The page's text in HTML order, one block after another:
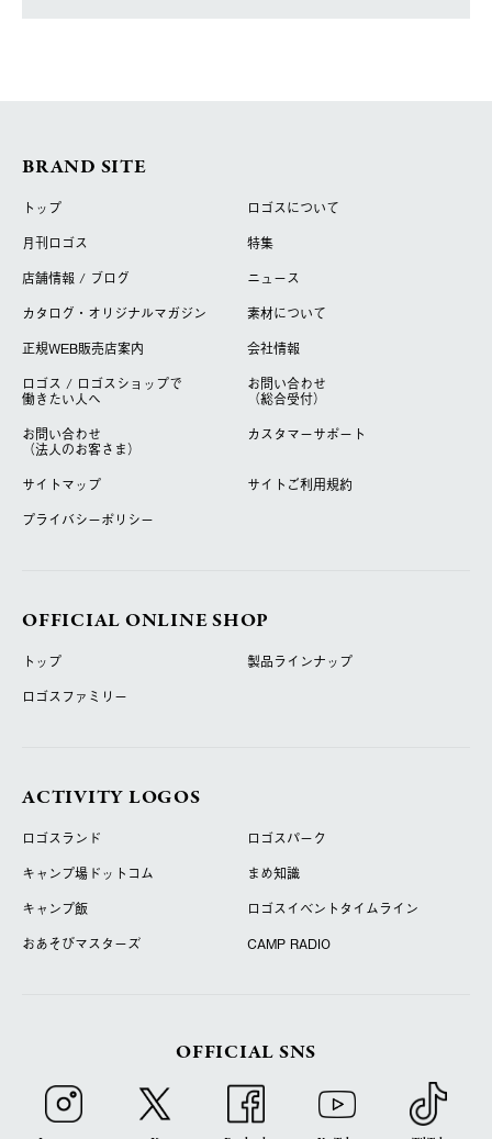
BRAND SITE
トップ
ロゴスについて
月刊ロゴス
特集
店舗情報 / ブログ
ニュース
カタログ・オリジナルマガジン
素材について
正規WEB販売店案内
会社情報
ロゴス / ロゴスショップで
働きたい人へ
お問い合わせ
（総合受付）
お問い合わせ
（法人のお客さま）
カスタマーサポート
サイトマップ
サイトご利用規約
プライバシーポリシー
OFFICIAL ONLINE SHOP
トップ
製品ラインナップ
ロゴスファミリー
ACTIVITY LOGOS
ロゴスランド
ロゴスパーク
キャンプ場ドットコム
まめ知識
キャンプ飯
ロゴスイベントタイムライン
おあそびマスターズ
CAMP RADIO
OFFICIAL SNS